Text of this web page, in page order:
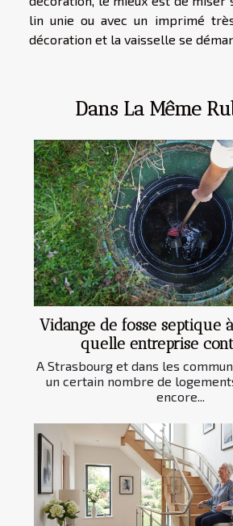
lin unie ou avec un imprimé
décoration et la vaisselle se
Dans La Même
Vidange de fosse septique
quelle entreprise
A Strasbourg et dans les
un certain nombre de
encore...